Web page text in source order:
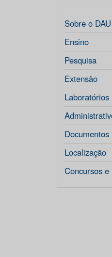
Sobre o DAU
Ensino
Pesquisa
Extensão
Laboratórios
Documentos
Localização
Concursos e